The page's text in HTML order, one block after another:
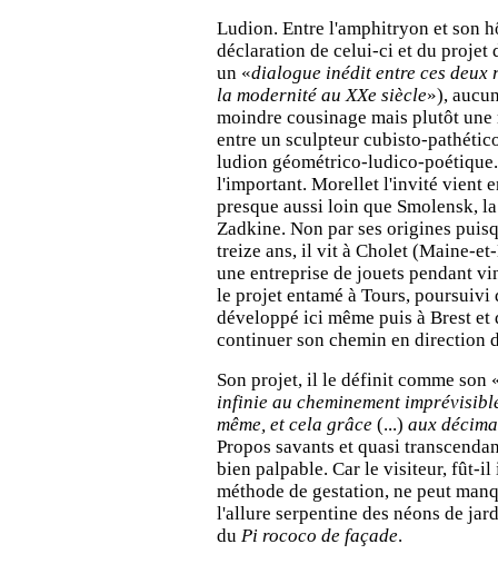
Ludion. Entre l'amphitryon et son
déclaration de celui-ci et du projet
un «dialogue inédit entre ces deux
la modernité au XXe siècle»),
moindre cousinage mais plutôt
entre un sculpteur cubisto-
ludion géométrico-ludico-
l'important. Morellet l'invité vient
presque aussi loin que Smolensk,
Zadkine. Non par ses origines
treize ans, il vit à Cholet (Maine-
une entreprise de jouets pendant
le projet entamé à Tours, poursuivi
développé ici même puis à Brest et
continuer son chemin en direction
Son projet, il le définit comme son
infinie au cheminement
même, et cela grâce (...) aux
Propos savants et quasi
bien palpable. Car le visiteur, fût-il
méthode de gestation, ne peut
l'allure serpentine des néons de
du Pi rococo de façade.